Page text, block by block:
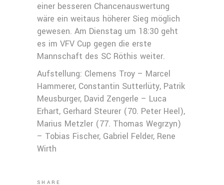
einer besseren Chancenauswertung
wäre ein weitaus höherer Sieg möglich
gewesen. Am Dienstag um 18:30 geht
es im VFV Cup gegen die erste
Mannschaft des SC Röthis weiter.
Aufstellung: Clemens Troy – Marcel
Hammerer, Constantin Sutterlüty, Patrik
Meusburger, David Zengerle – Luca
Erhart, Gerhard Steurer (70. Peter Heel),
Marius Metzler (77. Thomas Wegrzyn)
– Tobias Fischer, Gabriel Felder, Rene
Wirth
SHARE